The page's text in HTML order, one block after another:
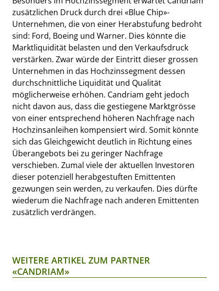
zusätzlichen Druck durch drei «Blue Chip»-
Unternehmen, die von einer Herabstufung bedroht
sind: Ford, Boeing und Warner. Dies könnte die
Marktliquidität belasten und den Verkaufsdruck
verstärken. Zwar würde der Eintritt dieser grossen
Unternehmen in das Hochzinssegment dessen
durchschnittliche Liquidität und Qualität
möglicherweise erhöhen. Candriam geht jedoch
nicht davon aus, dass die gestiegene Marktgrösse
von einer entsprechend höheren Nachfrage nach
Hochzinsanleihen kompensiert wird. Somit könnte
sich das Gleichgewicht deutlich in Richtung eines
Überangebots bei zu geringer Nachfrage
verschieben. Zumal viele der aktuellen Investoren
dieser potenziell herabgestuften Emittenten
gezwungen sein werden, zu verkaufen. Dies dürfte
wiederum die Nachfrage nach anderen Emittenten
zusätzlich verdrängen.
WEITERE ARTIKEL ZUM PARTNER
«CANDRIAM»